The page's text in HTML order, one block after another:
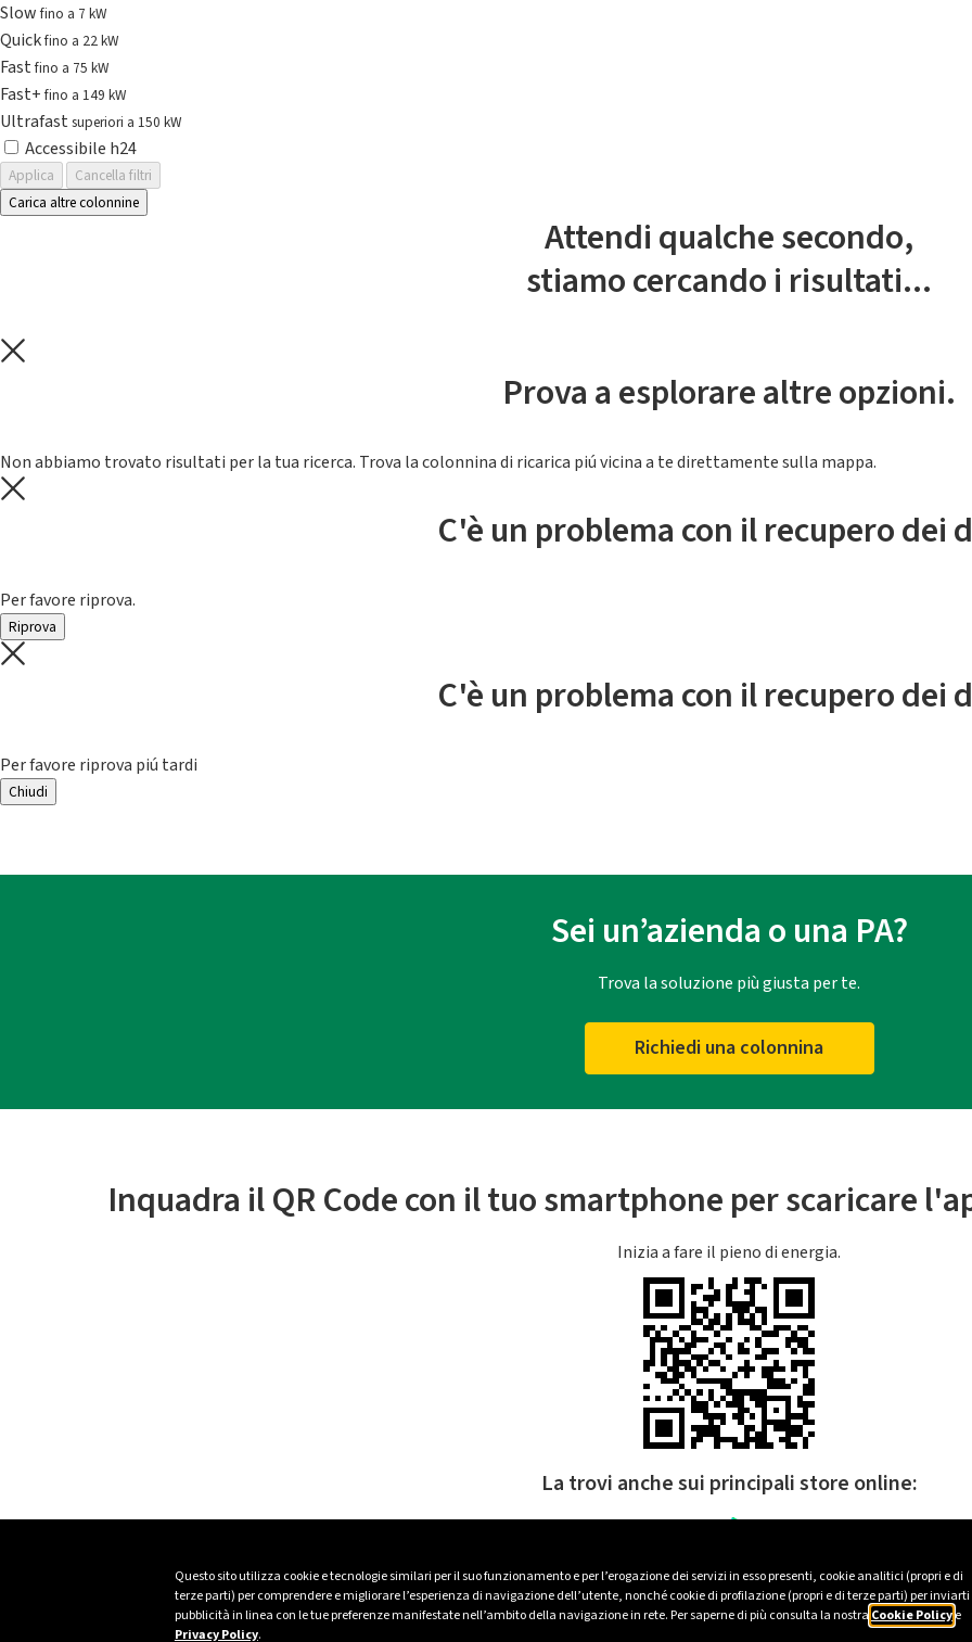
Questo sito utilizza cookie e tecnologie similari per il suo funzionamento e per l’erogazione dei servizi in esso presenti, cookie analitici (propri e di
terze parti) per comprendere e migliorare l’esperienza di navigazione dell’utente, nonché cookie di profilazione (propri e di terze parti) per inviarti
pubblicità in linea con le tue preferenze manifestate nell’ambito della navigazione in rete. Per saperne di più consulta la nostra Cookie Policye
Privacy Policy.
Slowfino a 7 kW
Quickfino a 22 kW
Fastfino a 75 kW
Fast+fino a 149 kW
Ultrafast superiori a 150 kW
Accessibile h24
Applica
Cancella filtri
Carica altre colonnine
Attendi qualche secondo,
stiamo cercando i risultati...
Prova a esplorare altre opzioni.
Non abbiamo trovato risultati per la tua ricerca. Trova la colonnina di ricarica piú vicina a te direttamente sulla mappa.
C'è un problema con il recupero dei
Per favore riprova.
Riprova
C'è un problema con il recupero dei
Per favore riprova piú tardi
Chiudi
Sei un’azienda o una PA?
Trova la soluzione più giusta per te.
Richiedi una colonnina
Inquadra il QR Code con il tuo smartphone per scaricare
Inizia a fare il pieno di energia.
La trovi anche sui principali store online: